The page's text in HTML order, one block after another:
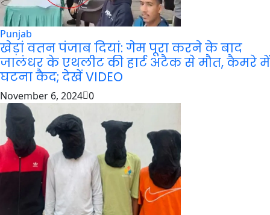
Punjab
खेड़ां वतन पंजाब दियां: गेम पूरा करने के बाद
जालंधर के एथलीट की हार्ट अटैक से मौत, कैमरे में
घटना कैद; देखें VIDEO
November 6, 2024 0